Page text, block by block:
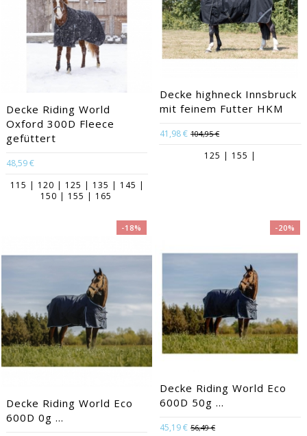
Decke Riding World
Oxford 300D Fleece
gefüttert
48,59 €
115 | 120 | 125 | 135 | 145 |
150 | 155 | 165
Decke highneck Innsbruck
mit feinem Futter HKM
41,98 € 104,95 €
125 | 155 |
-18%
Decke Riding World Eco
600D 0g ...
-20%
Decke Riding World Eco
600D 50g ...
45,19 € 56,49 €